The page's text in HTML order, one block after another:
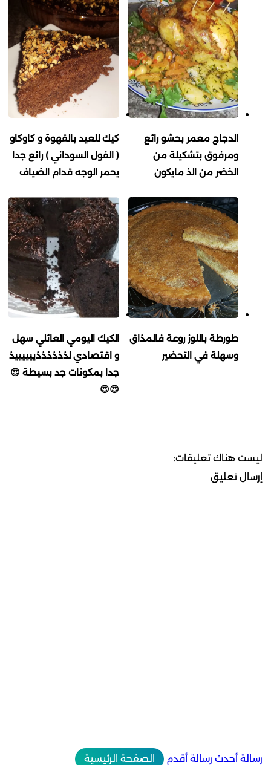
الدجاج معمر بحشو رائع
ومرفوق بتشكيلة من
الخضر من الذ مايكون
كيك للعيد بالقهوة و كاوكاو
( الفول السوداني ) رائع جدا
يحمر الوجه قدام الضياف
طورطة باللوز روعة فالمذاق
وسهلة في التحضير
الكيك اليومي العائلي سهل
و اقتصادي لذذذذذذييييييذ
جدا بمكونات جد بسيطة 😍
😍😍
ليست هناك تعليقات:
إرسال تعليق
رسالة أحدث رسالة أقدم الصفحة الرئيسية